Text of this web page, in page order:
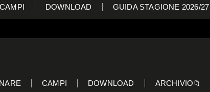
CAMPI DOWNLOAD GUIDA STAGIONE 2026/27
CAMPI DOWNLOAD ARCHIVIO📁